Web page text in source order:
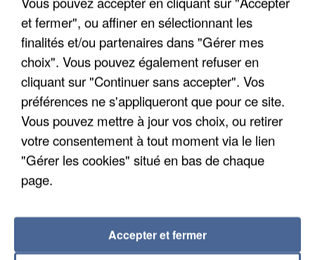
APRÈS TOUTES CES CANICULES, LES REFUGES
DE FAUNE SAUVAGE SONT...
et fermer", ou affiner en sélectionnant les
finalités et/ou partenaires dans "Gérer mes
choix". Vous pouvez également refuser en
cliquant sur "Continuer sans accepter". Vos
préférences ne s'appliqueront que pour ce site.
Vous pouvez mettre à jour vos choix, ou retirer
votre consentement à tout moment via le lien
"Gérer les cookies" situé en bas de chaque
page.
Accepter et fermer